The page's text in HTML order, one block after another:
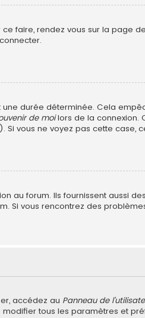
faire, rendez vous sur la page
durée déterminée. Cela
de moilors de la connexion.
vous ne voyez pas cette case,
au forum. Ils fournissent aussi
Si vous rencontrez des
accédez au Panneau de
tous les paramètres et